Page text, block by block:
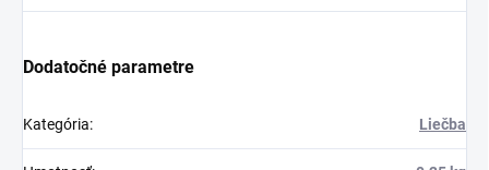
Dodatočné parametre
Kategória: Liečba